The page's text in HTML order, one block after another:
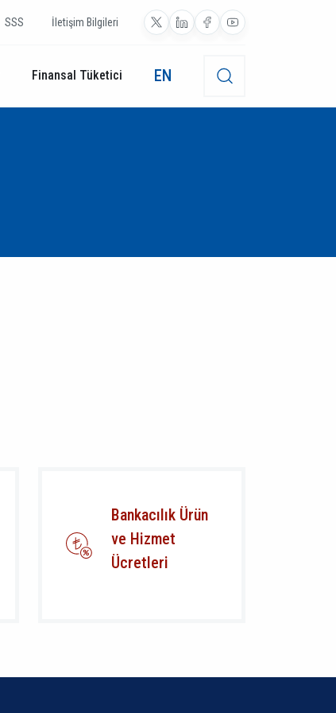
SSS İletişim Bilgileri
Finansal Tüketici EN
Bankacılık Ürün
ve Hizmet
Ücretleri